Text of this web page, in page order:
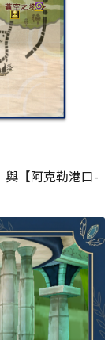
與【阿克勒港口-